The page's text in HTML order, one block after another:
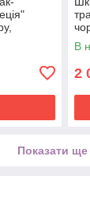
В
2
Показати ще